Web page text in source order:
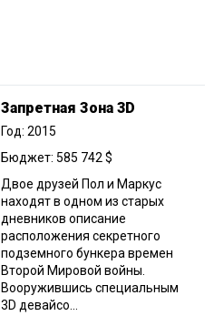
Запретная Зона 3D
Год: 2015
Бюджет: 585 742 $
Двое друзей Пол и Маркус
находят в одном из старых
дневников описание
расположения секретного
подземного бункера времен
Второй Мировой войны.
Вооружившись специальным
3D девайсо...